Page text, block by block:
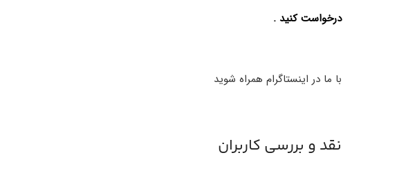
درخواست کنید .
با ما در اینستاگرام همراه شوید
نقد و بررسی کاربران